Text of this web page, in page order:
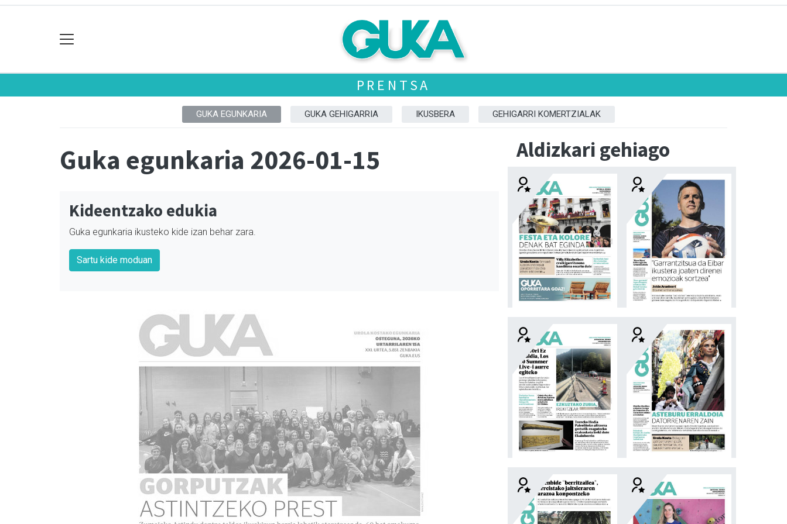
PRENTSA
GUKA EGUNKARIA GUKA GEHIGARRIA IKUSBERA GEHIGARRI KOMERTZIALAK
Guka egunkaria 2026-01-15
Kideentzako edukia
Guka egunkaria ikusteko kide izan behar zara.
Sartu kide moduan
Aldizkari gehiago